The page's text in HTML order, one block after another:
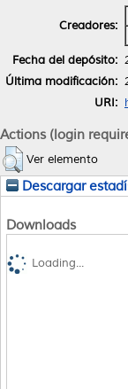
Creadores:
Fecha del depósito:
Última modificación:
URI:
Actions (login
Ver elemento
Descargar
Downloads
Loading...